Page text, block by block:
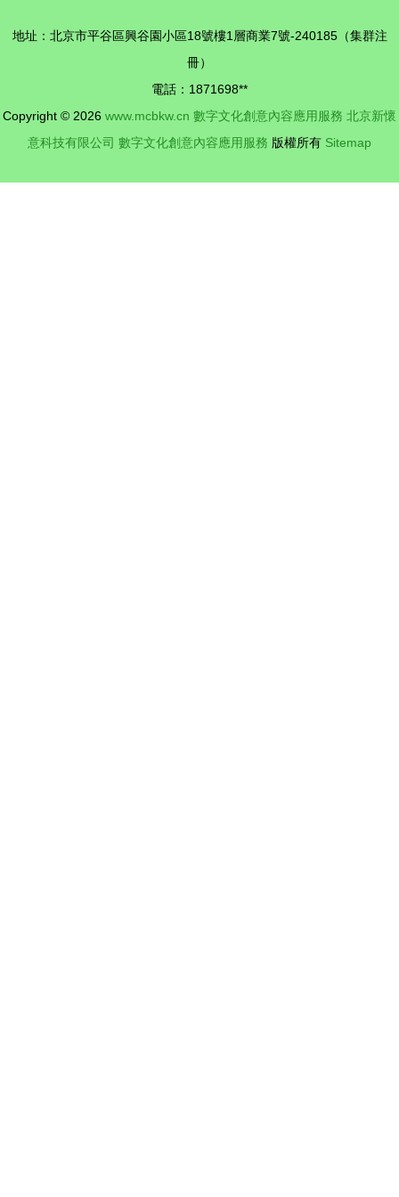
家“十三
規劃綱要》
解讀
容應用服務
踐
地址：北京市平谷區興谷園小區18號樓1層商業7號-240185（集群注
冊）
電話：1871698**
Copyright © 2026 www.mcbkw.cn 數字文化創意內容應用服務 北京新懷
意科技有限公司 數字文化創意內容應用服務 版權所有 Sitemap